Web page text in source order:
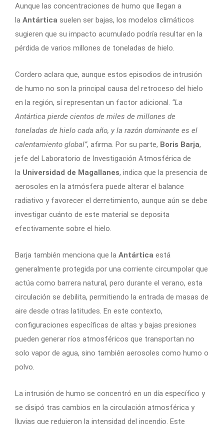
Aunque las concentraciones de humo que llegan a
la Antártica suelen ser bajas, los modelos climáticos
sugieren que su impacto acumulado podría resultar en la
pérdida de varios millones de toneladas de hielo.
Cordero aclara que, aunque estos episodios de intrusión
de humo no son la principal causa del retroceso del hielo
en la región, sí representan un factor adicional. “La
Antártica pierde cientos de miles de millones de
toneladas de hielo cada año, y la razón dominante es el
calentamiento global”, afirma. Por su parte, Boris Barja,
jefe del Laboratorio de Investigación Atmosférica de
la Universidad de Magallanes, indica que la presencia de
aerosoles en la atmósfera puede alterar el balance
radiativo y favorecer el derretimiento, aunque aún se debe
investigar cuánto de este material se deposita
efectivamente sobre el hielo.
Barja también menciona que la Antártica está
generalmente protegida por una corriente circumpolar que
actúa como barrera natural, pero durante el verano, esta
circulación se debilita, permitiendo la entrada de masas de
aire desde otras latitudes. En este contexto,
configuraciones específicas de altas y bajas presiones
pueden generar ríos atmosféricos que transportan no
solo vapor de agua, sino también aerosoles como humo o
polvo.
La intrusión de humo se concentró en un día específico y
se disipó tras cambios en la circulación atmosférica y
lluvias que redujeron la intensidad del incendio. Este